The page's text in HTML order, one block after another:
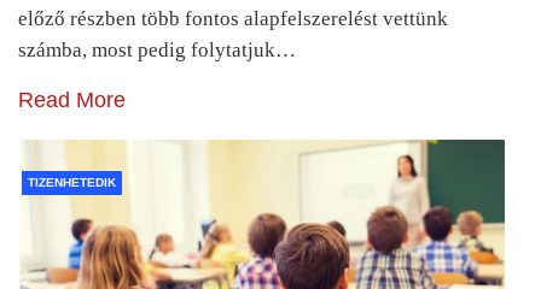
előző részben több fontos alapfelszerelést vettünk
számba, most pedig folytatjuk…
Read More
TIZENHETEDIK